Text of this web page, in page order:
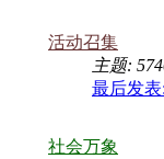
活动召集
主题:
最后发表
社会万象